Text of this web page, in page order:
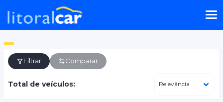
Filtrar Comparar
Total de veículos: